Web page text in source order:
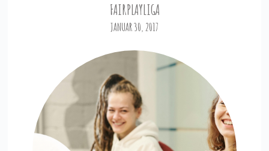
FAIRPLAYLIGA
JANUAR 30, 2017